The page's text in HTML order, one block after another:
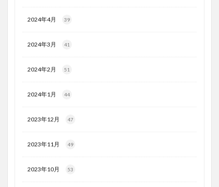
2024年4月 39
2024年3月 41
2024年2月 51
2024年1月 44
2023年12月 47
2023年11月 49
2023年10月 53